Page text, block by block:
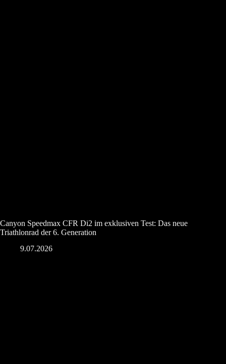
Canyon Speedmax CFR Di2 im exklusiven Test: Das neue
Triathlonrad der 6. Generation
9.07.2026